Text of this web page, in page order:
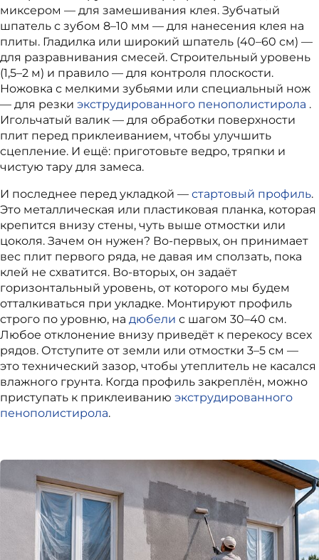
миксером — для замешивания клея. Зубчатый
шпатель с зубом 8–10 мм — для нанесения клея на
плиты. Гладилка или широкий шпатель (40–60 см) —
для разравнивания смесей. Строительный уровень
(1,5–2 м) и правило — для контроля плоскости.
Ножовка с мелкими зубьями или специальный нож
— для резки экструдированного пенополистирола .
Игольчатый валик — для обработки поверхности
плит перед приклеиванием, чтобы улучшить
сцепление. И ещё: приготовьте ведро, тряпки и
чистую тару для замеса.
И последнее перед укладкой — стартовый профиль.
Это металлическая или пластиковая планка, которая
крепится внизу стены, чуть выше отмостки или
цоколя. Зачем он нужен? Во‑первых, он принимает
вес плит первого ряда, не давая им сползать, пока
клей не схватится. Во‑вторых, он задаёт
горизонтальный уровень, от которого мы будем
отталкиваться при укладке. Монтируют профиль
строго по уровню, на дюбели с шагом 30–40 см.
Любое отклонение внизу приведёт к перекосу всех
рядов. Отступите от земли или отмостки 3–5 см —
это технический зазор, чтобы утеплитель не касался
влажного грунта. Когда профиль закреплён, можно
приступать к приклеиванию экструдированного
пенополистирола.